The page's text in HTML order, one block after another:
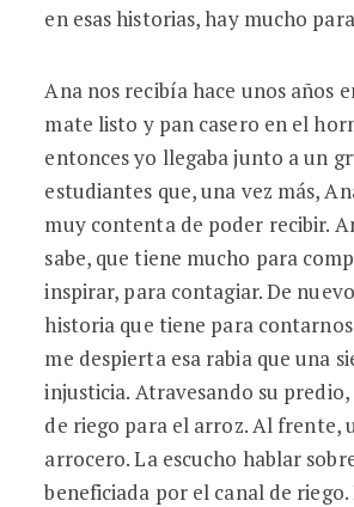
en esas historias, hay mucho
Ana nos recibía hace unos años
mate listo y pan casero en el
entonces yo llegaba junto a un
estudiantes que, una vez más,
muy contenta de poder recibir.
sabe, que tiene mucho para
inspirar, para contagiar. De
historia que tiene para
me despierta esa rabia que una
injusticia. Atravesando su
de riego para el arroz. Al frente,
arrocero. La escucho hablar
beneficiada por el canal de riego.